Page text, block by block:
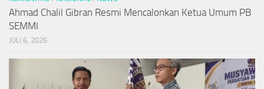
Ahmad Chalil Gibran Resmi Mencalonkan Ketua Umum PB
SEMMI
JULI 6, 2026